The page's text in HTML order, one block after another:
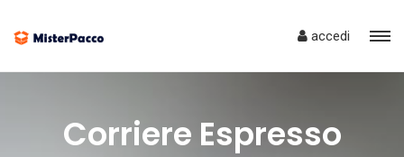
accedi
Corriere Espresso